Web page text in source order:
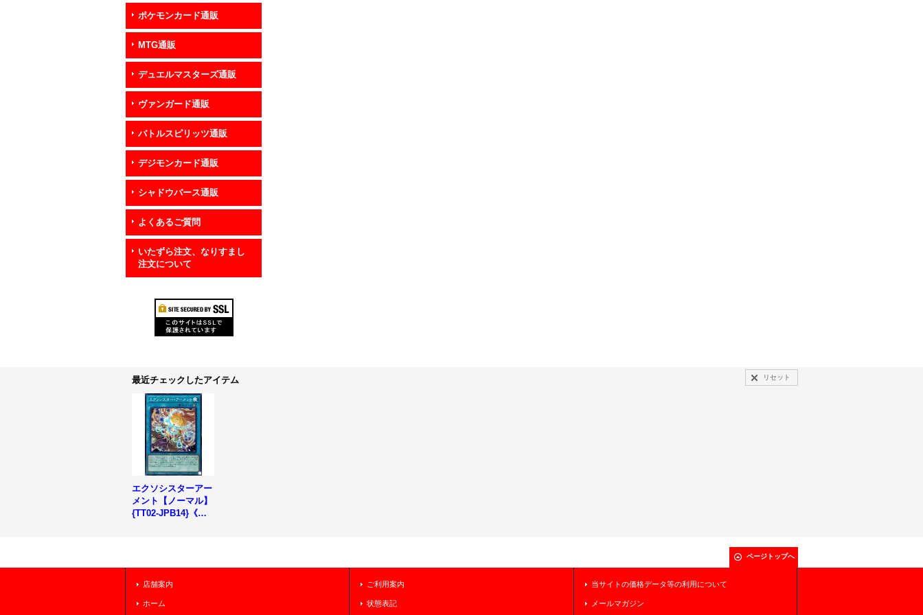
ポケモンカード通販
MTG通販
デュエルマスターズ通販
ヴァンガード通販
バトルスピリッツ通販
デジモンカード通販
シャドウバース通販
よくあるご質問
いたずら注文、なりすまし
注文について
最近チェックしたアイテム リセット
エクソシスターアー
メント【ノーマル】
{TT02-JPB14}《魔
ページトップへ
店舗案内
ホーム
ご利用案内
状態表記
当サイトの価格データ等の利用について
メールマガジン